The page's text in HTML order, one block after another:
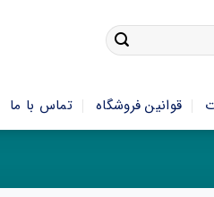
قوانین فروشگاه تماس با ما